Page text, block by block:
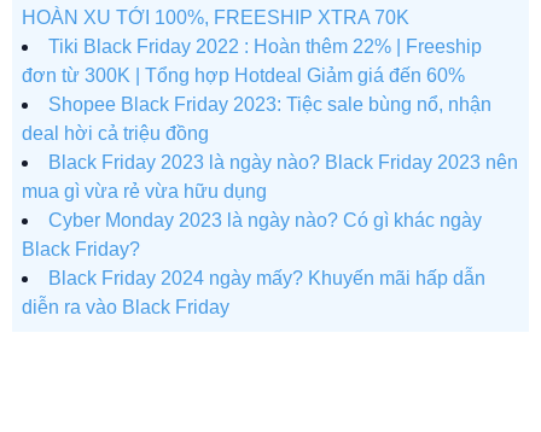
HOÀN XU TỚI 100%, FREESHIP XTRA 70K
Tiki Black Friday 2022 : Hoàn thêm 22% | Freeship
đơn từ 300K | Tổng hợp Hotdeal Giảm giá đến 60%
Shopee Black Friday 2023: Tiệc sale bùng nổ, nhận
deal hời cả triệu đồng
Black Friday 2023 là ngày nào? Black Friday 2023 nên
mua gì vừa rẻ vừa hữu dụng
Cyber Monday 2023 là ngày nào? Có gì khác ngày
Black Friday?
Black Friday 2024 ngày mấy? Khuyến mãi hấp dẫn
diễn ra vào Black Friday